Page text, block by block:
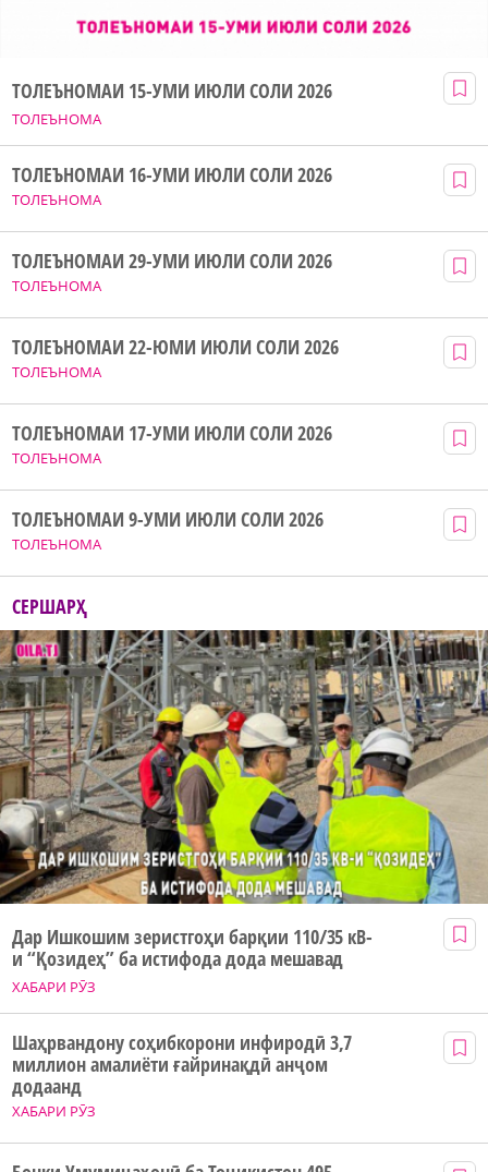
ТОЛЕЪНОМА
ТОЛЕЪНОМАИ 15-УМИ ИЮЛИ СОЛИ 2026
ТОЛЕЪНОМА
ТОЛЕЪНОМАИ 16-УМИ ИЮЛИ СОЛИ 2026
ТОЛЕЪНОМА
ТОЛЕЪНОМАИ 29-УМИ ИЮЛИ СОЛИ 2026
ТОЛЕЪНОМА
ТОЛЕЪНОМАИ 22-ЮМИ ИЮЛИ СОЛИ 2026
ТОЛЕЪНОМА
ТОЛЕЪНОМАИ 17-УМИ ИЮЛИ СОЛИ 2026
ТОЛЕЪНОМА
ТОЛЕЪНОМАИ 9-УМИ ИЮЛИ СОЛИ 2026
СЕРШАРҲ
ХАБАРИ РӮЗ
Дар Ишкошим зеристгоҳи барқии 110/35 кВ-
и “Қозидеҳ” ба истифода дода мешавад
ХАБАРИ РӮЗ
Шаҳрвандону соҳибкорони инфиродӣ 3,7
миллион амалиёти ғайринақдӣ анҷом
додаанд